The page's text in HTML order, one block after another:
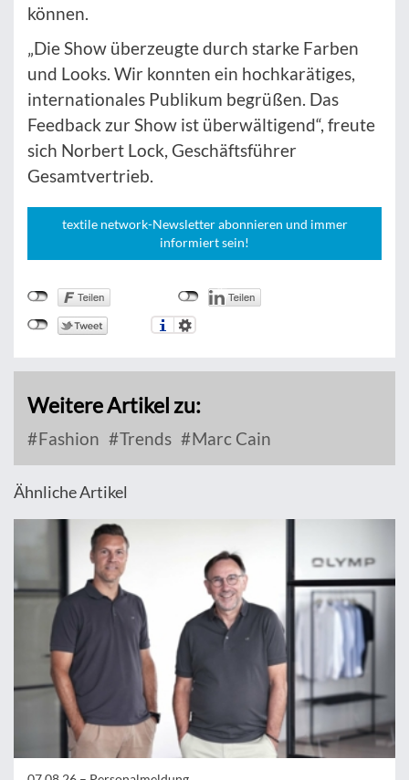
können.
„Die Show überzeugte durch starke Farben
und Looks. Wir konnten ein hochkarätiges,
internationales Publikum begrüßen. Das
Feedback zur Show ist überwältigend“, freute
sich Norbert Lock, Geschäftsführer
Gesamtvertrieb.
textile network-Newsletter abonnieren und immer
informiert sein!
Weitere Artikel zu:
Fashion Trends Marc Cain
Ähnliche Artikel